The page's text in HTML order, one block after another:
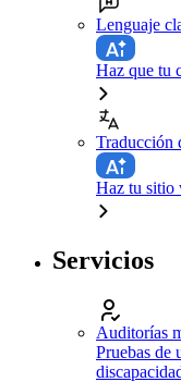
Lenguaje
Haz que tu
Traducción
Haz tu sitio
Servicios
Auditorías
Pruebas de